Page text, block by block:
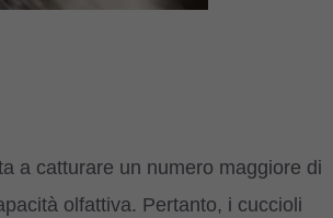
a catturare un numero maggiore di
olfattiva. Pertanto, i cuccioli